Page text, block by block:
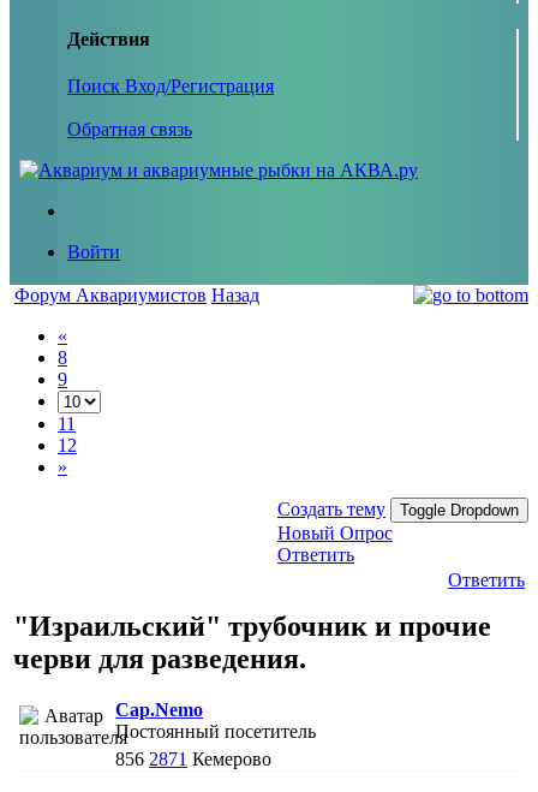
Действия
Поиск Вход/Регистрация
Обратная связь
Войти
Форум Аквариумистов Назад
«
8
9
11
12
»
Создать тему Toggle Dropdown
Новый Опрос
Ответить
Ответить
"Израильский" трубочник и прочие
черви для разведения.
Cap.Nemo
Постоянный посетитель
856 2871 Кемерово